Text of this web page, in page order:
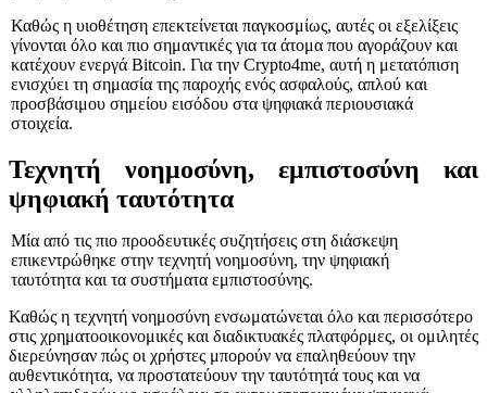
Καθώς η υιοθέτηση επεκτείνεται παγκοσμίως, αυτές οι εξελίξεις
γίνονται όλο και πιο σημαντικές για τα άτομα που αγοράζουν και
κατέχουν ενεργά Bitcoin. Για την Crypto4me, αυτή η μετατόπιση
ενισχύει τη σημασία της παροχής ενός ασφαλούς, απλού και
προσβάσιμου σημείου εισόδου στα ψηφιακά περιουσιακά
στοιχεία.
Τεχνητή νοημοσύνη, εμπιστοσύνη και
ψηφιακή ταυτότητα
Μία από τις πιο προοδευτικές συζητήσεις στη διάσκεψη
επικεντρώθηκε στην τεχνητή νοημοσύνη, την ψηφιακή
ταυτότητα και τα συστήματα εμπιστοσύνης.
Καθώς η τεχνητή νοημοσύνη ενσωματώνεται όλο και περισσότερο
στις χρηματοοικονομικές και διαδικτυακές πλατφόρμες, οι ομιλητές
διερεύνησαν πώς οι χρήστες μπορούν να επαληθεύουν την
αυθεντικότητα, να προστατεύουν την ταυτότητά τους και να